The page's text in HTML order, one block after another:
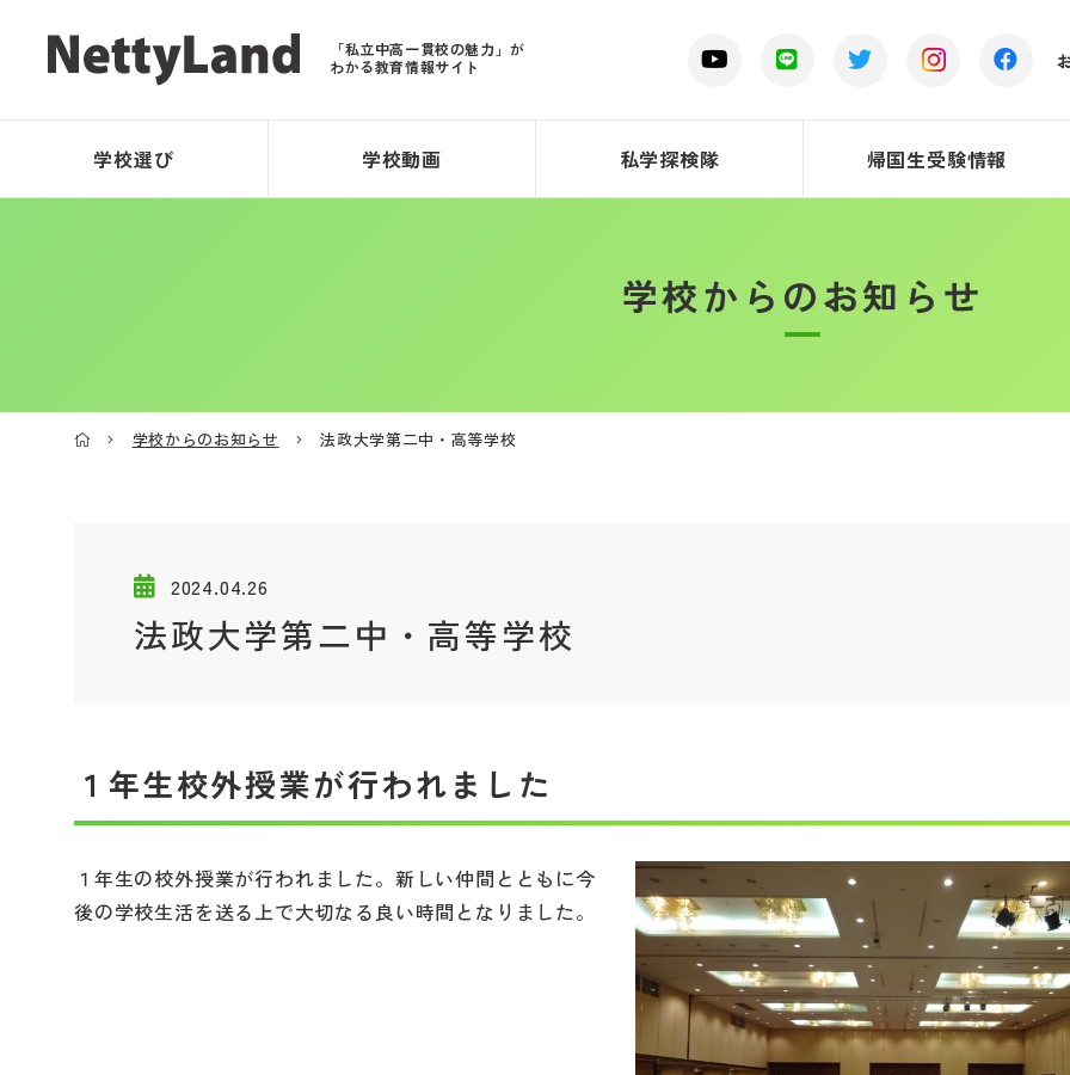
「私立中高一貫校の魅力」が
わかる教育情報サイト
学校選び 学校動画 私学探検隊 帰国生受験情報
学校からのお知らせ
学校からのお知らせ 法政大学第二中・高等学校
2024.04.26
法政大学第二中・高等学校
１年生校外授業が行われました
１年生の校外授業が行われました。新しい仲間とともに今
後の学校生活を送る上で大切なる良い時間となりました。